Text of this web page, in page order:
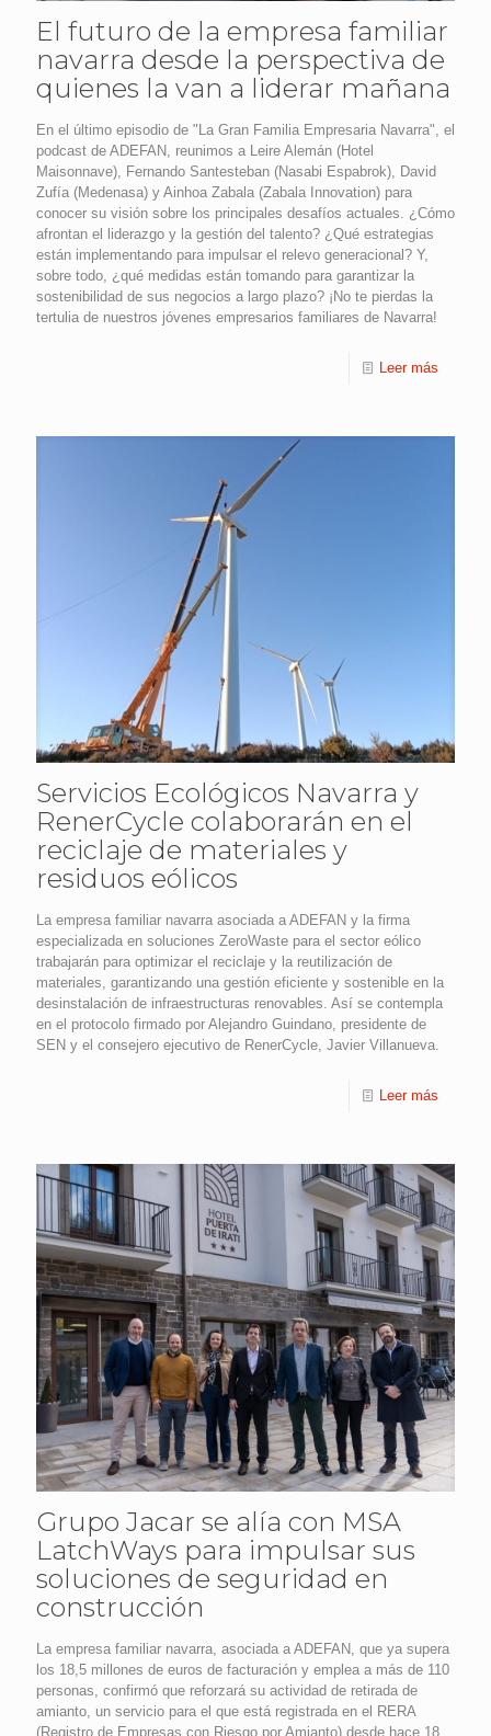
El futuro de la empresa familiar
navarra desde la perspectiva de
quienes la van a liderar mañana
En el último episodio de "La Gran Familia Empresaria Navarra", el
podcast de ADEFAN, reunimos a Leire Alemán (Hotel
Maisonnave), Fernando Santesteban (Nasabi Espabrok), David
Zufía (Medenasa) y Ainhoa Zabala (Zabala Innovation) para
conocer su visión sobre los principales desafíos actuales. ¿Cómo
afrontan el liderazgo y la gestión del talento? ¿Qué estrategias
están implementando para impulsar el relevo generacional? Y,
sobre todo, ¿qué medidas están tomando para garantizar la
sostenibilidad de sus negocios a largo plazo? ¡No te pierdas la
tertulia de nuestros jóvenes empresarios familiares de Navarra!
Leer más
Servicios Ecológicos Navarra y
RenerCycle colaborarán en el
reciclaje de materiales y
residuos eólicos
La empresa familiar navarra asociada a ADEFAN y la firma
especializada en soluciones ZeroWaste para el sector eólico
trabajarán para optimizar el reciclaje y la reutilización de
materiales, garantizando una gestión eficiente y sostenible en la
desinstalación de infraestructuras renovables. Así se contempla
en el protocolo firmado por Alejandro Guindano, presidente de
SEN y el consejero ejecutivo de RenerCycle, Javier Villanueva.
Leer más
Grupo Jacar se alía con MSA
LatchWays para impulsar sus
soluciones de seguridad en
construcción
La empresa familiar navarra, asociada a ADEFAN, que ya supera
los 18,5 millones de euros de facturación y emplea a más de 110
personas, confirmó que reforzará su actividad de retirada de
amianto, un servicio para el que está registrada en el RERA
(Registro de Empresas con Riesgo por Amianto) desde hace 18